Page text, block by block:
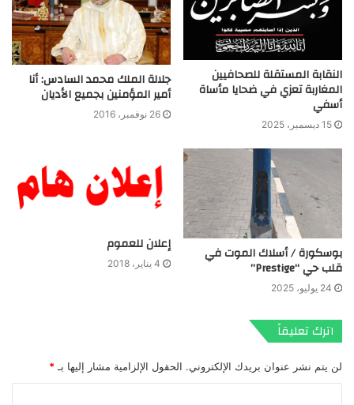
النقابة المستقلة للصحافيين
المغاربة تعزي في ضحايا مأساة
أسفي
15 ديسمبر، 2025
جلالة الملك محمد السادس: أنا
أمير المؤمنين بجميع الأديان
26 نوفمبر، 2016
بوسكورة / أسلاك الموت في
قلب حي “Prestige”
24 يوليو، 2025
إعلان للعموم
4 يناير، 2018
اترك تعليقاً
لن يتم نشر عنوان بريدك الإلكتروني. الحقول الإلزامية مشار إليها بـ *